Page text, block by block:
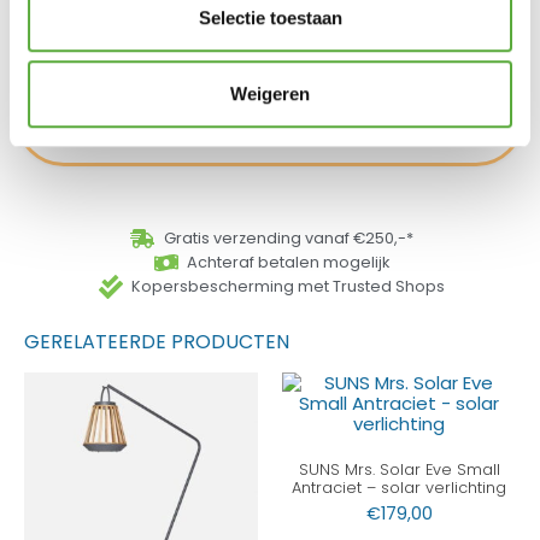
Selectie toestaan
Weigeren
Cotton Ball Lights
SKU
OKN20EXT
Gratis verzending vanaf €250,-*
Achteraf betalen mogelijk
Kopersbescherming met Trusted Shops
GERELATEERDE PRODUCTEN
SUNS Mrs. Solar Eve Small
Antraciet – solar verlichting
€179,00